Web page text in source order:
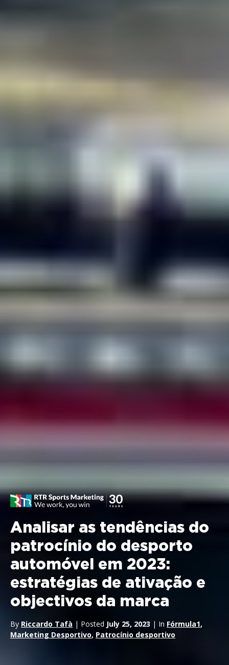
Analisar as tendências do
patrocínio do desporto
automóvel em 2023:
estratégias de ativação e
objectivos da marca
By Riccardo Tafà | Posted July 25, 2023 | In Fórmula1,
Marketing Desportivo, Patrocínio desportivo